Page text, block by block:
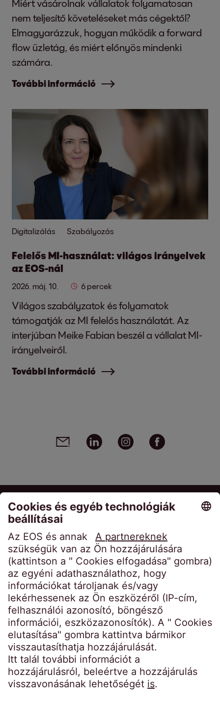
Miért vásárolnak vállalatok folyamatosan
nem teljesítő követeléseket más cégektől?
Elmagyarázzuk, hogyan működik a forward
flow üzletág, és miért előnyös mindenki
számára.
További információ
Digitalizálás Szabályozás
Felelős MI-használat: világos irányelvek
az EOS-nál
2026. máj. 10. 6 percek
Világos szabályzatok és folyamatok
támogatják az MI felelős használatát. Az
interjúban Meike Fabian beszél a vállalat MI-
irányelveiről.
További információ
Social media links - share article
Email Linkedin Instagram
EOS Holding GmbH
Steindamm 71
20099 Hamburg
Germany
crossborder@eos-solutions.com